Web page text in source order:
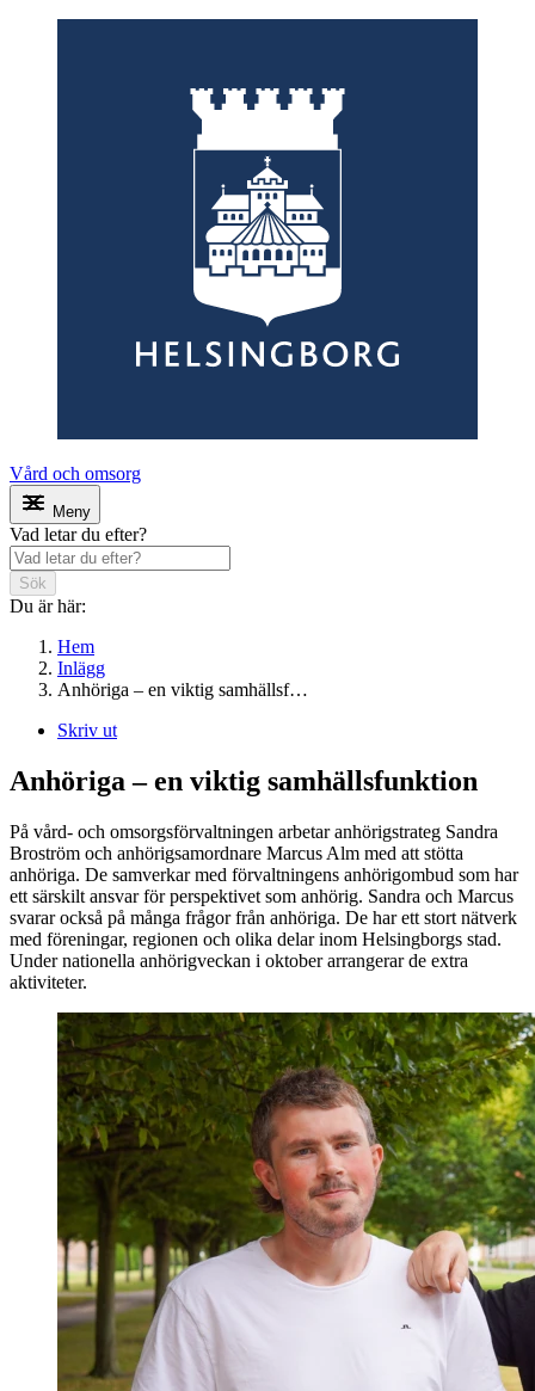
Vård och omsorg
Meny
Vad letar du efter?
Sök
Du är här:
Hem
Inlägg
Anhöriga – en viktig samhällsf…
Skriv ut
Anhöriga – en viktig samhällsfunktion
På vård- och omsorgsförvaltningen arbetar anhörigstrateg Sandra
Broström och anhörigsamordnare Marcus Alm med att stötta
anhöriga. De samverkar med förvaltningens anhörigombud som har
ett särskilt ansvar för perspektivet som anhörig. Sandra och Marcus
svarar också på många frågor från anhöriga. De har ett stort nätverk
med föreningar, regionen och olika delar inom Helsingborgs stad.
Under nationella anhörigveckan i oktober arrangerar de extra
aktiviteter.